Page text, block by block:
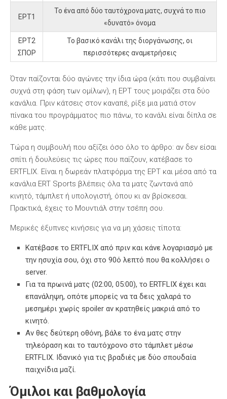
ΕΡΤ1
Το ένα από δύο ταυτόχρονα ματς, συχνά το πιο
«δυνατό» όνομα
ΕΡΤ2
ΣΠΟΡ
Το βασικό κανάλι της διοργάνωσης, οι
περισσότερες αναμετρήσεις
Όταν παίζονται δύο αγώνες την ίδια ώρα (κάτι που συμβαίνει
συχνά στη φάση των ομίλων), η ΕΡΤ τους μοιράζει στα δύο
κανάλια. Πριν κάτσεις στον καναπέ, ρίξε μια ματιά στον
πίνακα του προγράμματος πιο πάνω, το κανάλι είναι δίπλα σε
κάθε ματς.
Τώρα η συμβουλή που αξίζει όσο όλο το άρθρο: αν δεν είσαι
σπίτι ή δουλεύεις τις ώρες που παίζουν, κατέβασε το
ERTFLIX. Είναι η δωρεάν πλατφόρμα της ΕΡΤ και μέσα από τα
κανάλια ERT Sports βλέπεις όλα τα ματς ζωντανά από
κινητό, τάμπλετ ή υπολογιστή, όπου κι αν βρίσκεσαι.
Πρακτικά, έχεις το Μουντιάλ στην τσέπη σου.
Μερικές έξυπνες κινήσεις για να μη χάσεις τίποτα:
Κατέβασε το ERTFLIX από πριν και κάνε λογαριασμό με
την ησυχία σου, όχι στο 90ό λεπτό που θα κολλήσει ο
server.
Για τα πρωινά ματς (02:00, 05:00), το ERTFLIX έχει και
επανάληψη, οπότε μπορείς να τα δεις χαλαρά το
μεσημέρι χωρίς spoiler αν κρατηθείς μακριά από το
κινητό.
Αν θες δεύτερη οθόνη, βάλε το ένα ματς στην
τηλεόραση και το ταυτόχρονο στο τάμπλετ μέσω
ERTFLIX. Ιδανικό για τις βραδιές με δύο σπουδαία
παιχνίδια μαζί.
Όμιλοι και βαθμολογία